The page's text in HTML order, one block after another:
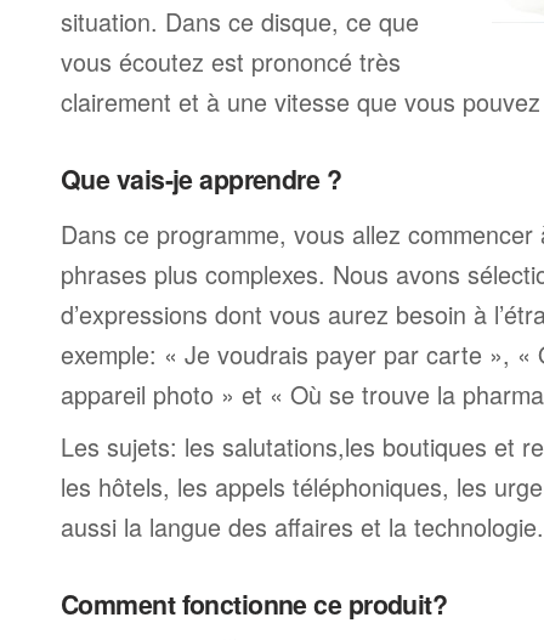
situation. Dans ce disque, ce que
vous écoutez est prononcé très
clairement et à une vitesse que vous
Que vais-je apprendre ?
Dans ce programme, vous allez
phrases plus complexes. Nous avons
d’expressions dont vous aurez besoin à
exemple: « Je voudrais payer par carte », «
appareil photo » et « Où se trouve la
Les sujets: les salutations,les boutiques et
les hôtels, les appels téléphoniques, les
aussi la langue des affaires et la technologie.
Comment fonctionne ce produit?